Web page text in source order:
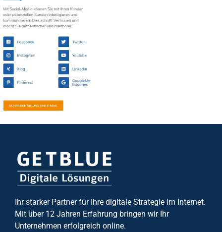
Ihr starker Partner für Ihre digitale Strategie im Internet.
Mit über 12 Jahren Erfahrung bringen wir Ihr
Unternehmen erfolgreich online.